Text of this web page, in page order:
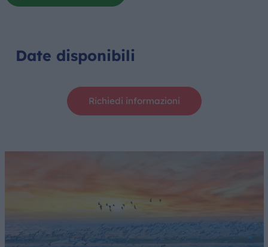
Date disponibili
Richiedi informazioni